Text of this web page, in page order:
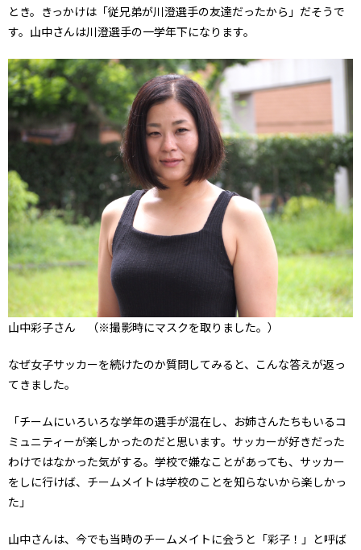
とき。きっかけは「従兄弟が川澄選手の友達だったから」だそうで
す。山中さんは川澄選手の一学年下になります。
山中彩子さん （※撮影時にマスクを取りました。）
なぜ女子サッカーを続けたのか質問してみると、こんな答えが返っ
てきました。
「チームにいろいろな学年の選手が混在し、お姉さんたちもいるコ
ミュニティーが楽しかったのだと思います。サッカーが好きだった
わけではなかった気がする。学校で嫌なことがあっても、サッカー
をしに行けば、チームメイトは学校のことを知らないから楽しかっ
た」
山中さんは、今でも当時のチームメイトに会うと「彩子！」と呼ば